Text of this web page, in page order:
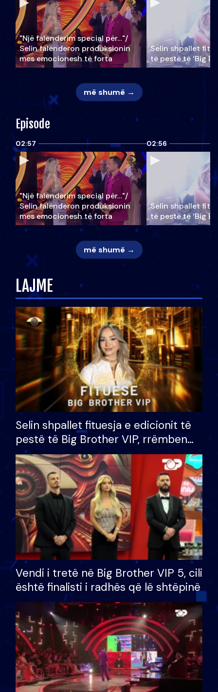
"Një falenderim special për…"/
Selin falënderon produksionin
mes emocionesh të forta
Selin shpallet
të pestë të ‘Big
më shumë →
Episode
02:57
"Një falenderim special për…"/
Selin falënderon produksionin
mes emocionesh të forta
02:56
Selin shpallet
të pestë të ‘Big
më shumë →
LAJME
Selin shpallet fituesja e edicionit të
pestë të Big Brother VIP, rrëmben
çmimin e madh prej 100 mijë eurosh
Vendi i tretë në Big Brother VIP 5, cili
është finalisti i radhës që lë shtëpinë